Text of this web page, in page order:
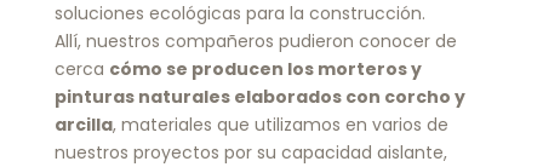
soluciones ecológicas para la construcción.
Allí, nuestros compañeros pudieron conocer de
cerca cómo se producen los morteros y
pinturas naturales elaborados con corcho y
arcilla, materiales que utilizamos en varios de
nuestros proyectos por su capacidad aislante,